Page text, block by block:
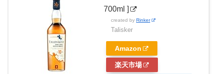
700ml ]
created by Rinker
Talisker
Amazon
楽天市場